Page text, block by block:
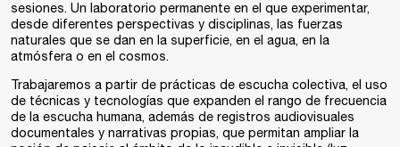
sesiones. Un laboratorio permanente en el que experimentar,
desde diferentes perspectivas y disciplinas, las fuerzas
naturales que se dan en la superficie, en el agua, en la
atmósfera o en el cosmos.
Trabajaremos a partir de prácticas de escucha colectiva, el uso
de técnicas y tecnologías que expanden el rango de frecuencia
de la escucha humana, además de registros audiovisuales
documentales y narrativas propias, que permitan ampliar la